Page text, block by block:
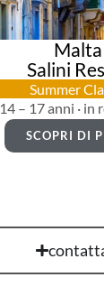
Malta
Salini
Summer
14 – 17 anni · in
SCOPRI DI